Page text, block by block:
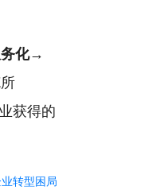
化→
获得的
转型困局